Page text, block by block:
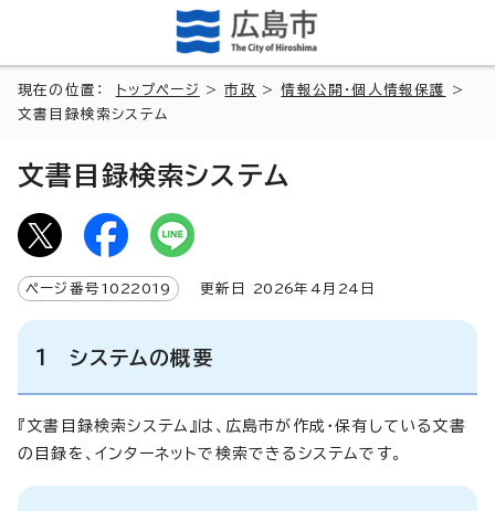
現在の位置： トップページ >市政 >情報公開・個人情報保護
>
文書目録検索システム
文書目録検索システム
ページ番号 1022019 更新日 2026年4月 24 日
1 システムの概要
『文書目録検索システム』は、広島市が作成・保有している文書
の目録を、インターネットで検索できるシステムです。